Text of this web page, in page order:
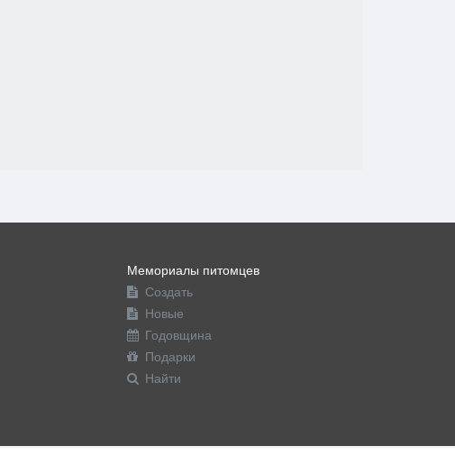
Мемориалы питомцев
Создать
Новые
Годовщина
Подарки
Найти